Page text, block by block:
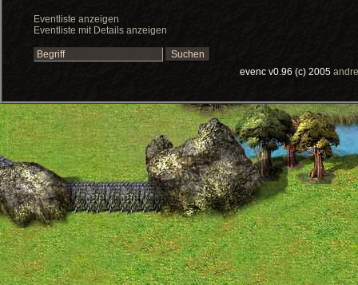
Eventliste anzeigen
Eventliste mit Details anzeigen
evenc v0.96 (c) 2005